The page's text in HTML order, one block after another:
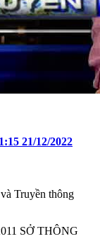
21/12/2022
Truyền thông
SỞ THÔNG